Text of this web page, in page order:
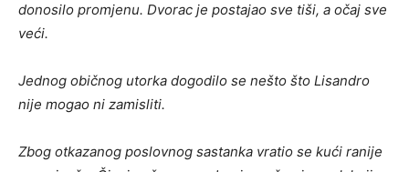
donosilo promjenu. Dvorac je postajao sve tiši, a očaj sve
veći.
Jednog običnog utorka dogodilo se nešto što Lisandro
nije mogao ni zamisliti.
Zbog otkazanog poslovnog sastanka vratio se kući ranije